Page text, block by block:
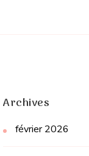
Archives
février 2026